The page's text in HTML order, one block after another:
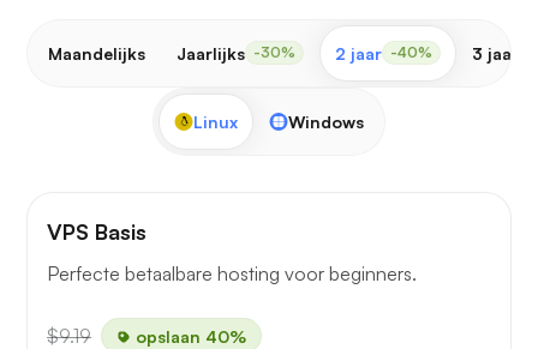
Maandelijks Jaarlijks -30% 2 jaar -40% 3 jaar
Linux Windows
VPS Basis
Perfecte betaalbare hosting voor beginners.
$9.19 opslaan 40%